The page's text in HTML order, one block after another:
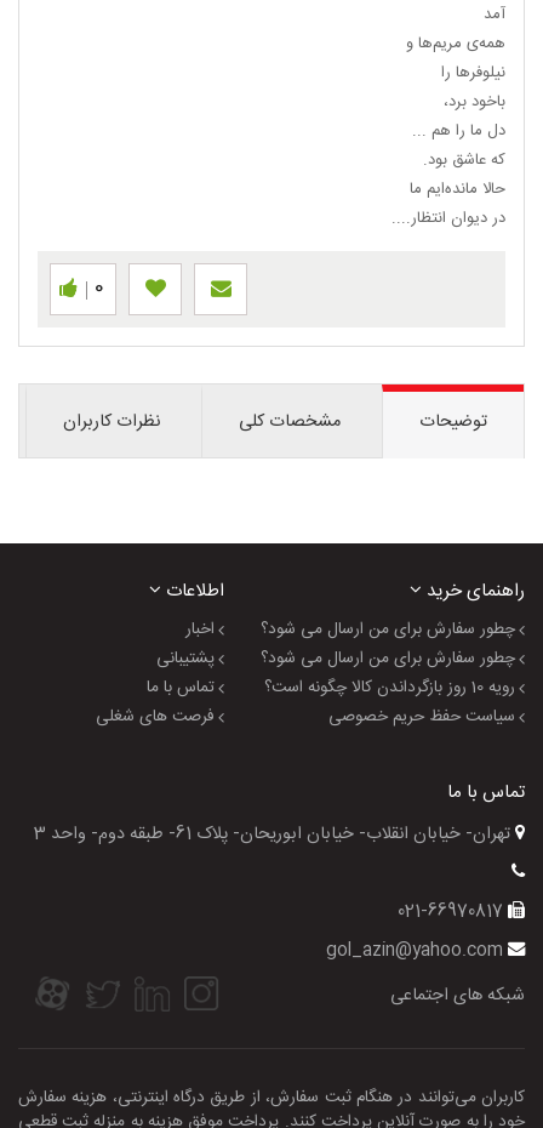
آمد
همه‌ی مریم‌ها و
نیلوفرها را
باخود برد،
دل ما را هم ...
که عاشق بود.
حالا مانده‌ایم ما
در دیوان انتظار....
0
توضیحات مشخصات کلی نظرات کاربران
راهنمای خرید
چطور سفارش برای من ارسال می شود؟
چطور سفارش برای من ارسال می شود؟
رویه 10 روز بازگرداندن کالا چگونه است؟
سیاست حفظ حریم خصوصی
اطلاعات
اخبار
پشتیبانی
تماس با ما
فرصت های شغلی
تماس با ما
تهران- خیابان انقلاب- خیابان ابوریحان- پلاک 61- طبقه دوم- واحد 3
شبکه های اجتماعی
کاربران می‌توانند در هنگام ثبت سفارش، از طریق درگاه اینترنتی، هزینه سفارش
خود را به صورت آنلاین پرداخت کنند. پرداخت موفق هزینه به منزله ثبت قطعی